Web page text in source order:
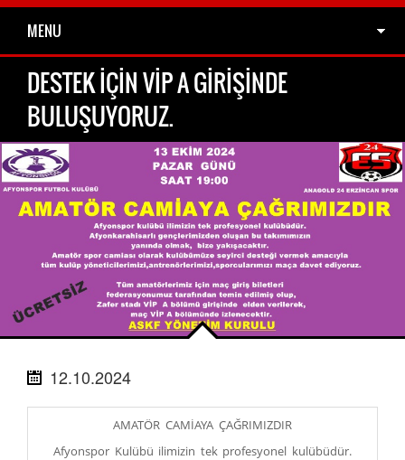
MENU
DESTEK İÇİN VİP A GİRİŞİNDE
BULUŞUYORUZ.
12.10.2024
AMATÖR CAMİAYA ÇAĞRIMIZDIR
Afyonspor Kulübü ilimizin tek profesyonel kulübüdür.